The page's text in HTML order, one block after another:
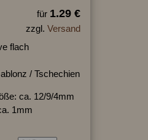
für 1.29 €
zzgl. Versand
flach
/ Tschechien
ca. 12/9/4mm
1mm